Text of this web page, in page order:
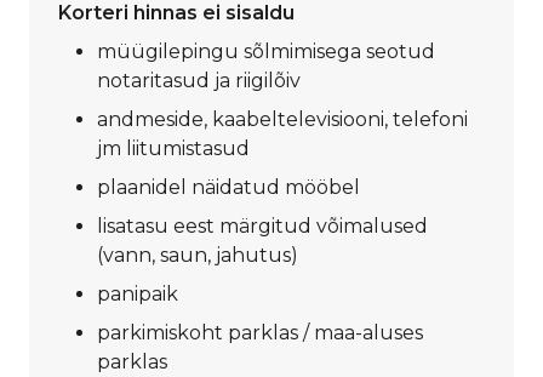
Korteri hinnas ei sisaldu
müügilepingu sõlmimisega seotud
notaritasud ja riigilõiv
andmeside, kaabeltelevisiooni, telefoni
jm liitumistasud
plaanidel näidatud mööbel
lisatasu eest märgitud võimalused
(vann, saun, jahutus)
panipaik
parkimiskoht parklas / maa-aluses
parklas